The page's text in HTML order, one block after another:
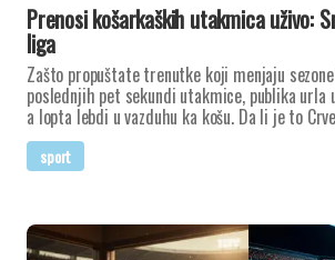
Prenosi košarkaških utakmica uživo:
liga
Zašto propuštate trenutke koji menjaju
poslednjih pet sekundi utakmice, publika urla
a lopta lebdi u vazduhu ka košu. Da li je to
sport